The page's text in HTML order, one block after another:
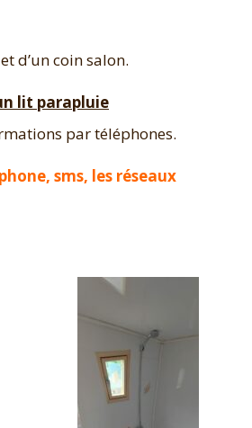
d’un coin salon.
lit parapluie
par téléphones.
sms, les réseaux